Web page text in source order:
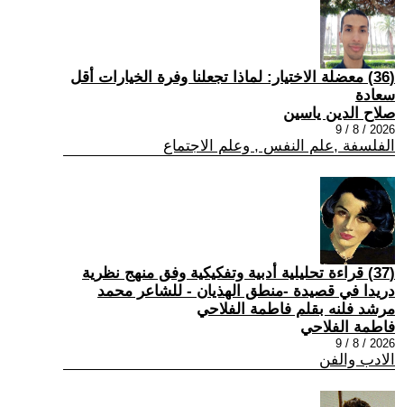
(36) معضلة الاختيار: لماذا تجعلنا وفرة الخيارات أقل
سعادة
صلاح الدين ياسين
2026 / 8 / 9
الفلسفة ,علم النفس , وعلم الاجتماع
(37) قراءة تحليلية أدبية وتفكيكية وفق منهج نظرية
دريدا في قصيدة -منطق الهذيان - للشاعر محمد
مرشد فلنه بقلم فاطمة الفلاحي
فاطمة الفلاحي
2026 / 8 / 9
الادب والفن